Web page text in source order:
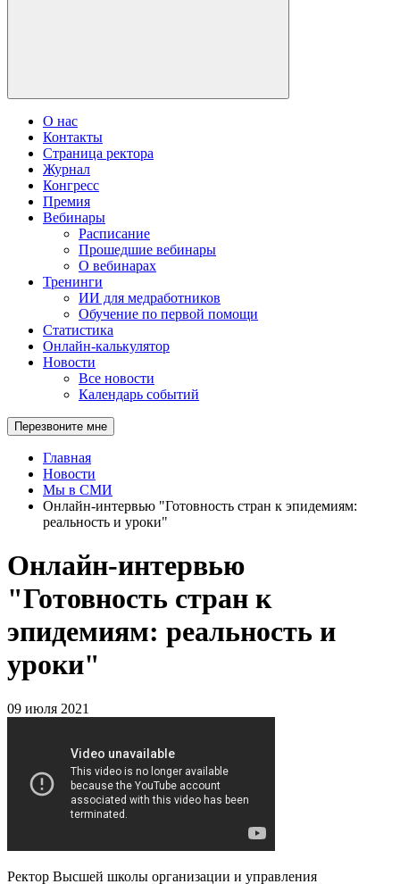
О нас
Контакты
Страница ректора
Журнал
Конгресс
Премия
Вебинары
Расписание
Прошедшие вебинары
О вебинарах
Тренинги
ИИ для медработников
Обучение по первой помощи
Статистика
Онлайн-калькулятор
Новости
Все новости
Календарь событий
Перезвоните мне
Главная
Новости
Мы в СМИ
Онлайн-интервью "Готовность стран к эпидемиям:
реальность и уроки"
Онлайн-интервью
"Готовность стран к
эпидемиям: реальность и
уроки"
09 июля 2021
Ректор Высшей школы организации и управления